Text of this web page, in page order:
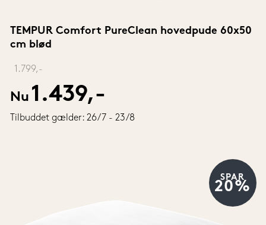
TEMPUR Comfort PureClean hovedpude 60x50
cm blød
1.799,-
Nu 1.439,-
Tilbuddet gælder: 26/7 - 23/8
SPAR
20%